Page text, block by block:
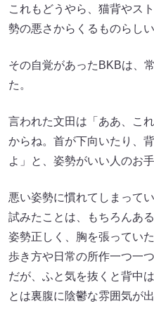
これもどうやら、猫背やス
勢の悪さからくるものらしい
その自覚があったBKBは、
た。
言われた文田は「ああ、こ
からね。首が下向いたり、
よ」と、姿勢がいい人のお
悪い姿勢に慣れてしまって
試みたことは、もちろんある
姿勢正しく、胸を張ってい
歩き方や日常の所作一つ一
だが、ふと気を抜くと背中
とは裏腹に陰鬱な雰囲気が出